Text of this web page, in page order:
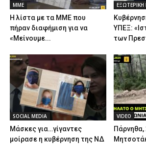
ΜΜΕ
Η λίστα με τα ΜΜΕ που
πήραν διαφήμιση για να
«Μείνουμε...
ΕΞΩΤΕΡΙΚΗ
ΥΠΕΞ:
των
SOCIAL MEDIA
Μάσκες για…γίγαντες
μοίρασε η κυβέρνηση της ΝΔ
VIDEO
Πάρνηθα,